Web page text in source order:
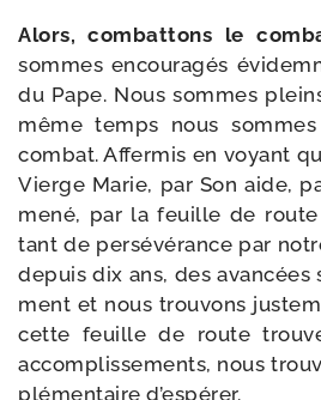
Alors, com­bat­tons le
sommes encou­ra­gés
du Pape. Nous sommes
même temps nous
com­bat. Affermis en voyant
Vierge Marie, par Son aide,
mené, par la feuille de
tant de per­sé­vé­rance par
depuis dix ans, des
ment et nous trou­vons
cette feuille de route
accom­plis­se­ments, nous
plé­men­taire d’espérer.